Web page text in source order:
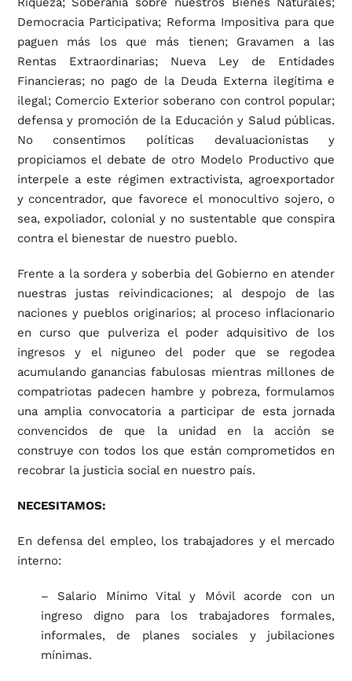
Democracia Participativa; Reforma Impositiva para que
paguen más los que más tienen; Gravamen a las
Rentas Extraordinarias; Nueva Ley de Entidades
Financieras; no pago de la Deuda Externa ilegítima e
ilegal; Comercio Exterior soberano con control popular;
defensa y promoción de la Educación y Salud públicas.
No consentimos políticas devaluacionistas y
propiciamos el debate de otro Modelo Productivo que
interpele a este régimen extractivista, agroexportador
y concentrador, que favorece el monocultivo sojero, o
sea, expoliador, colonial y no sustentable que conspira
contra el bienestar de nuestro pueblo.
Frente a la sordera y soberbia del Gobierno en atender
nuestras justas reivindicaciones; al despojo de las
naciones y pueblos originarios; al proceso inflacionario
en curso que pulveriza el poder adquisitivo de los
ingresos y el niguneo del poder que se regodea
acumulando ganancias fabulosas mientras millones de
compatriotas padecen hambre y pobreza, formulamos
una amplia convocatoria a participar de esta jornada
convencidos de que la unidad en la acción se
construye con todos los que están comprometidos en
recobrar la justicia social en nuestro país.
NECESITAMOS:
En defensa del empleo, los trabajadores y el mercado
interno:
– Salario Mínimo Vital y Móvil acorde con un
ingreso digno para los trabajadores formales,
informales, de planes sociales y jubilaciones
mínimas.